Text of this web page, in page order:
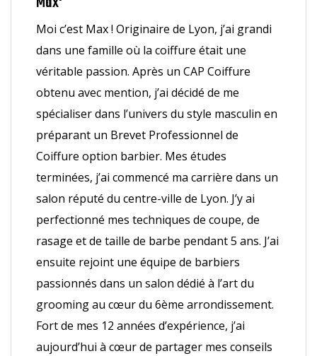
Moi c’est Max ! Originaire de Lyon, j’ai grandi
dans une famille où la coiffure était une
véritable passion. Après un CAP Coiffure
obtenu avec mention, j’ai décidé de me
spécialiser dans l’univers du style masculin en
préparant un Brevet Professionnel de
Coiffure option barbier. Mes études
terminées, j’ai commencé ma carrière dans un
salon réputé du centre-ville de Lyon. J’y ai
perfectionné mes techniques de coupe, de
rasage et de taille de barbe pendant 5 ans. J’ai
ensuite rejoint une équipe de barbiers
passionnés dans un salon dédié à l’art du
grooming au cœur du 6ème arrondissement.
Fort de mes 12 années d’expérience, j’ai
aujourd’hui à cœur de partager mes conseils